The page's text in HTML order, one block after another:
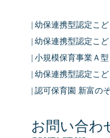
幼保連携型認定こ
幼保連携型認定こ
小規模保育事業Ａ
幼保連携型認定こ
認可保育園 新富の
お問い合わ